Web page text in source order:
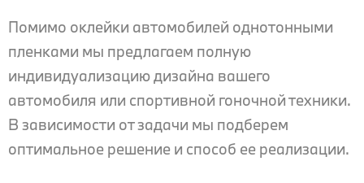
Помимо оклейки автомобилей однотонными
пленками мы предлагаем полную
индивидуализацию дизайна вашего
автомобиля или спортивной гоночной техники.
В зависимости от задачи мы подберем
оптимальное решение и способ ее реализации.